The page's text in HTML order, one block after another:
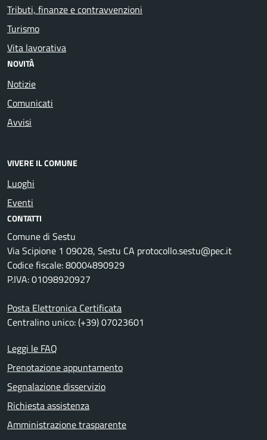
Tributi, finanze e contravvenzioni
Turismo
Vita lavorativa
NOVITÀ
Notizie
Comunicati
Avvisi
VIVERE IL COMUNE
Luoghi
Eventi
CONTATTI
Comune di Sestu
Via Scipione 1 09028, Sestu CA protocollo.sestu@pec.it
Codice fiscale: 80004890929
P.IVA: 01098920927
Posta Elettronica Certificata
Centralino unico: (+39) 07023601
Leggi le FAQ
Prenotazione appuntamento
Segnalazione disservizio
Richiesta assistenza
Amministrazione trasparente